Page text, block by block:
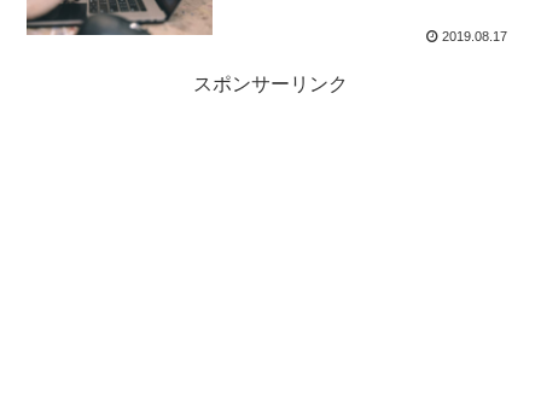
2019.08.17
スポンサーリンク